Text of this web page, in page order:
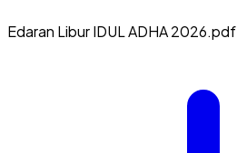
Edaran Libur IDUL ADHA 2026.pdf